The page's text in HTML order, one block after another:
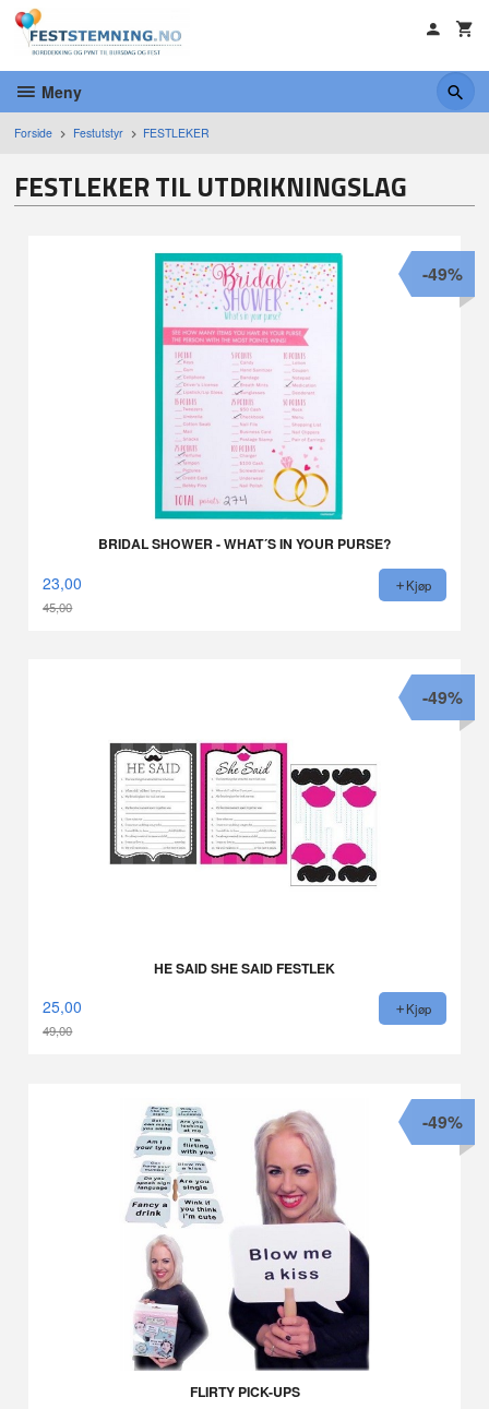
Gå
innholdet
Meny
Forside Festutstyr FESTLEKER
FESTLEKER TIL UTDRIKNINGSLAG
BRIDAL SHOWER - WHAT´S IN YOUR PURSE?
23,00
45,00
-49%
Kjøp
HE SAID SHE SAID FESTLEK
25,00
49,00
-49%
Kjøp
FLIRTY PICK-UPS
-49%